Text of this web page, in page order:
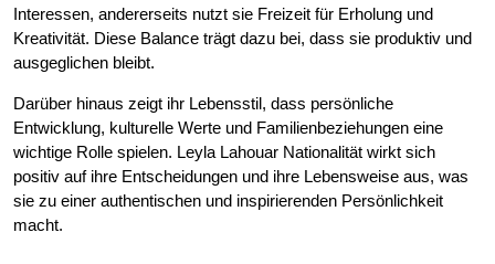
Interessen, andererseits nutzt sie Freizeit für Erholung und
Kreativität. Diese Balance trägt dazu bei, dass sie produktiv und
ausgeglichen bleibt.
Darüber hinaus zeigt ihr Lebensstil, dass persönliche
Entwicklung, kulturelle Werte und Familienbeziehungen eine
wichtige Rolle spielen. Leyla Lahouar Nationalität wirkt sich
positiv auf ihre Entscheidungen und ihre Lebensweise aus, was
sie zu einer authentischen und inspirierenden Persönlichkeit
macht.